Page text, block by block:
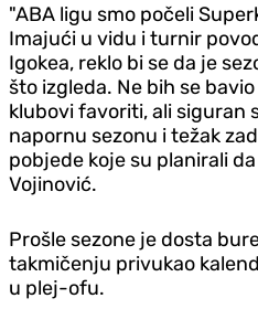
"ABA ligu smo počeli
Imajući u vidu i turnir
Igokea, reklo bi se da je
što izgleda. Ne bih se
klubovi favoriti, ali siguran
napornu sezonu i težak
pobjede koje su planirali
Vojinović.
Prošle sezone je dosta
takmičenju privukao
u plej-ofu.